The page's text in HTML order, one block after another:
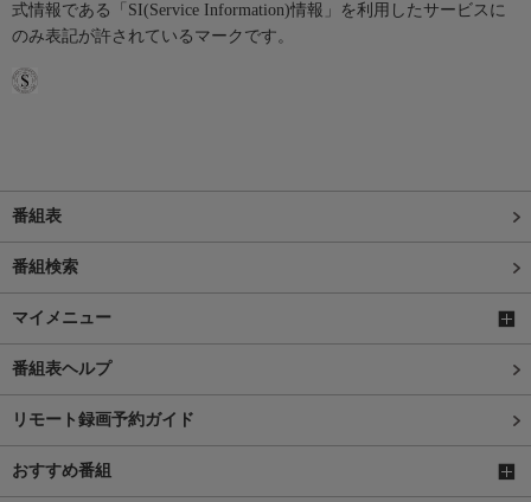
式情報である「SI(Service Information)情報」を利用したサービスに
のみ表記が許されているマークです。
番組表
番組検索
マイメニュー
番組表ヘルプ
リモート録画予約ガイド
おすすめ番組